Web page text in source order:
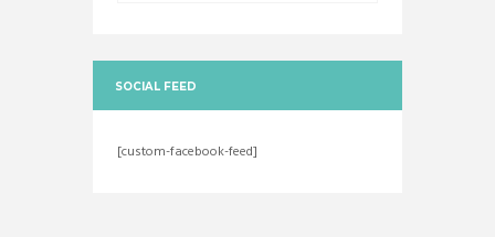
SOCIAL FEED
[custom-facebook-feed]